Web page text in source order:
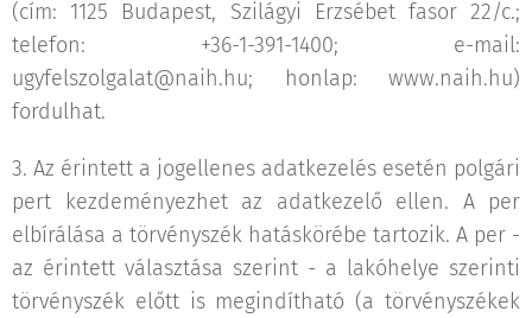
(cím: 1125 Budapest, Szilágyi Erzsébet fasor 22/c.;
telefon: +36-1-391-1400; e-mail:
ugyfelszolgalat@naih.hu; honlap: www.naih.hu)
fordulhat.
3. Az érintett a jogellenes adatkezelés esetén polgári
pert kezdeményezhet az adatkezelő ellen. A per
elbírálása a törvényszék hatáskörébe tartozik. A per -
az érintett választása szerint - a lakóhelye szerinti
törvényszék előtt is megindítható (a törvényszékek